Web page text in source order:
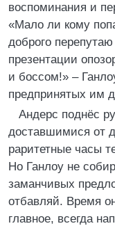
воспоминания и
«Мало ли кому
доброго
презентации
и боссом!» –
предпринятых им
Андерс поднёс
доставшимися от
раритетные часы
Но Ганлоу не
заманчивых
отбавляй. Время
главное, всегда